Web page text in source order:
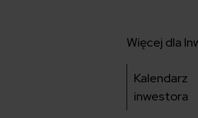
Więcej dla
Kalendarz
inwestora